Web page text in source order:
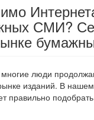
СМИ?
люди
изданий. В
правильно